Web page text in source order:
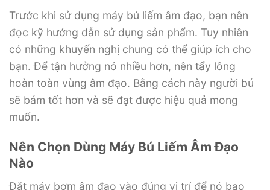
Trước khi sử dụng máy bú liếm âm đạo, bạn nên
đọc kỹ hướng dẫn sử dụng sản phẩm. Tuy nhiên
có những khuyến nghị chung có thể giúp ích cho
bạn. Để tận hưởng nó nhiều hơn, nên tẩy lông
hoàn toàn vùng âm đạo. Bằng cách này người bú
sẽ bám tốt hơn và sẽ đạt được hiệu quả mong
muốn.
Nên Chọn Dùng Máy Bú Liếm Âm Đạo
Nào
Đặt máy bơm âm đạo vào đúng vị trí để nó bao